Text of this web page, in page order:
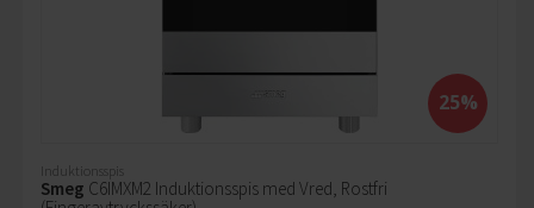
25%
Induktionsspis
Smeg C6IMXM2 Induktionsspis med Vred, Rostfri